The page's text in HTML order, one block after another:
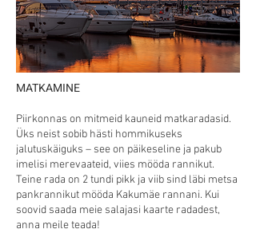
MATKAMINE
Piirkonnas on mitmeid kauneid matkaradasid.
Üks neist sobib hästi hommikuseks
jalutuskäiguks – see on päikeseline ja pakub
imelisi merevaateid, viies mööda rannikut.
Teine rada on 2 tundi pikk ja viib sind läbi metsa
pankrannikut mööda Kakumäe rannani. Kui
soovid saada meie salajasi kaarte radadest,
anna meile teada!